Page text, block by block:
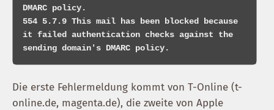
DMARC policy.
554 5.7.9 This mail has been blocked because
it failed authentication checks against the
Die erste Fehlermeldung kommt von T-Online (t-
online.de, magenta.de), die zweite von Apple